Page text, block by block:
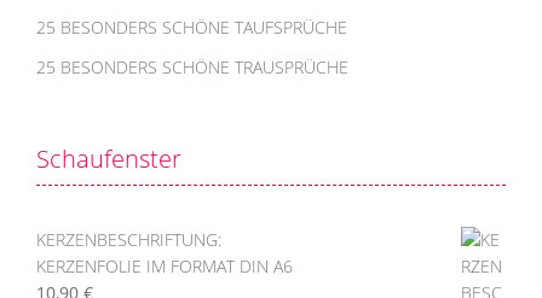
25 BESONDERS SCHÖNE TAUFSPRÜCHE
25 BESONDERS SCHÖNE TRAUSPRÜCHE
Schaufenster
KERZENBESCHRIFTUNG:
KERZENFOLIE IM FORMAT DIN A6
10,90 €